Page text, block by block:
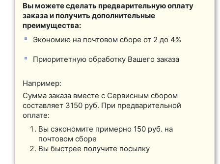
Вы можете сделать предварительную оплату
заказа и получить дополнительные
преимущества:
Экономию на почтовом сборе от 2 до 4%
Приоритетную обработку Вашего заказа
Например:
Сумма заказа вместе с Сервисным сбором
составляет 3150 руб. При предварительной
оплате:
Вы сэкономите примерно 150 руб. на
почтовом сборе
Вы быстрее получите посылку